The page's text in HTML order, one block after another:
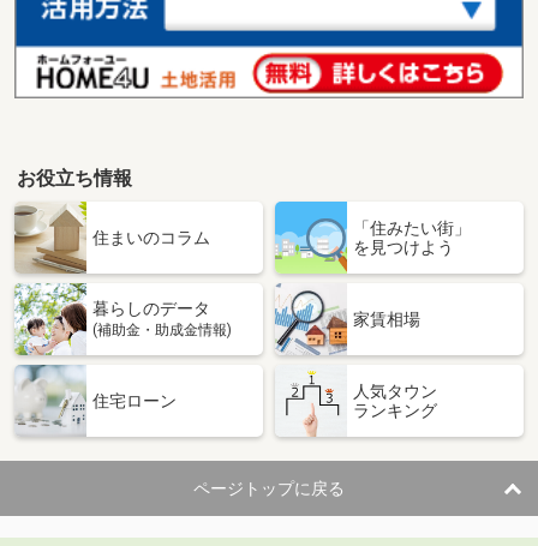
千葉県市川市富浜３丁目
4,980万円
住 所
千葉県市川市富浜３丁目
千葉県市川市南行徳２
価 格
6,380万円
住 所
千葉県市川市南行徳２
用途地域
１種住居
土地面積 104.78m²
千葉県君津市外箕輪３
2,680万円
用途地域
１種中高
お役立ち情報
住まいのコラム
「住みたい街」
を見つけよう
暮らしのデータ
(補助金・助成金情報)
家賃相場
住宅ローン
人気タウン
ランキング
ページトップに戻る